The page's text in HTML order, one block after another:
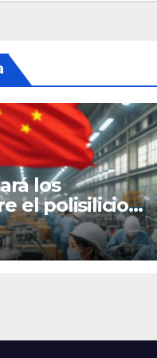
los
el polisilicio,
wolframio